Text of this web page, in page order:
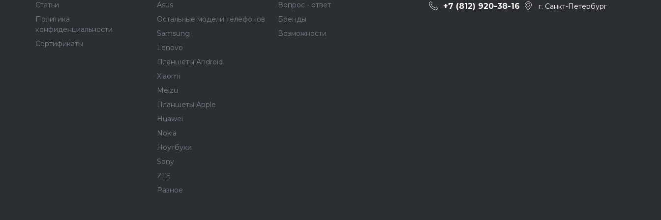
Статьи
Политика
конфиденциальности
Сертификаты
Asus
Остальные модели телефонов
Samsung
Lenovo
Планшеты Android
Xiaomi
Meizu
Планшеты Apple
Huawei
Nokia
Ноутбуки
Sony
ZTE
Разное
Вопрос - ответ
Бренды
Возможности
+7 (812) 920-38-16 г. Санкт-Петербург